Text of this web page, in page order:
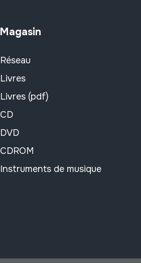
Magasin
Réseau
Livres
Livres (pdf)
CD
DVD
CDROM
Instruments de musique